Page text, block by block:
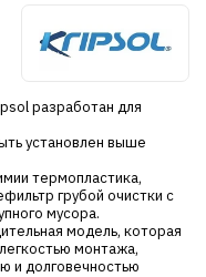
разработан для
установлен выше
термопластика,
грубой очистки с
мусора.
модель, которая
монтажа,
и долговечностью